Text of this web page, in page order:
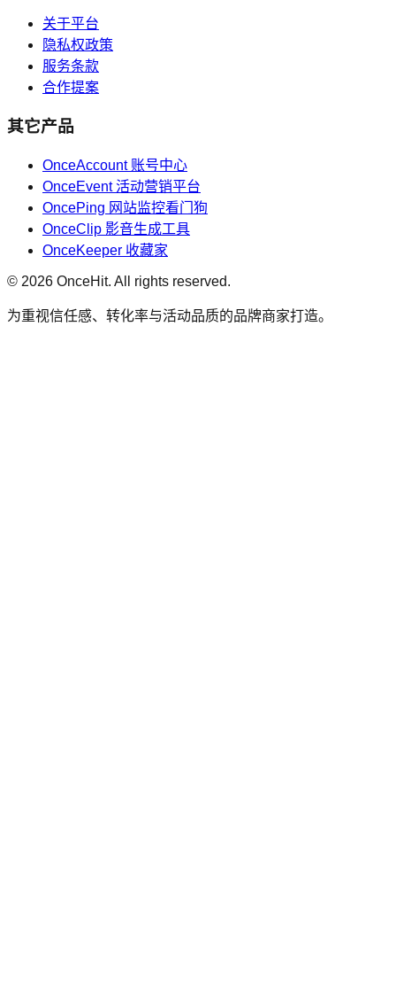
关于平台
隐私权政策
服务条款
合作提案
其它产品
OnceAccount 账号中心
OnceEvent 活动营销平台
OncePing 网站监控看门狗
OnceClip 影音生成工具
OnceKeeper 收藏家
© 2026 OnceHit. All rights reserved.
为重视信任感、转化率与活动品质的品牌商家打造。